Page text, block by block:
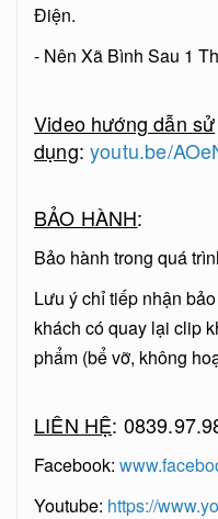
Điện.
- Nên Xã Bình Sau 1
Video hướng dẫn sử
dụng:youtu.be/
BẢO HÀNH:
Bảo hành trong quá
Lưu ý chỉ tiếp nhận
khách có quay lại clip
phẩm (bể vỡ, không
LIÊN HỆ:
Facebook:
Youtube: https://